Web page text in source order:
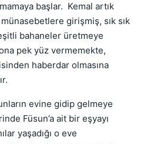
başlar. Kemal artık
girişmiş, sık sık
bahaneler üretmeye
pek yüz vermemekte,
haberdar olmasına
evine gidip gelmeye
Füsun’a ait bir eşyayı
yaşadığı o eve